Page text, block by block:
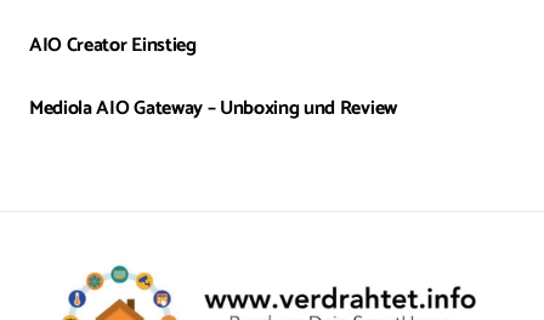
AIO Creator Einstieg
Mediola AIO Gateway – Unboxing und Review